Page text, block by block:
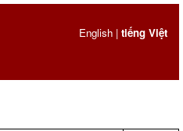
English | tiếng Việt